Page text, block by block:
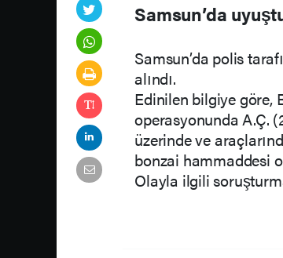
Samsun’da
Samsun’da polis
alındı.
Edinilen bilgiye göre,
operasyonunda A.Ç.
üzerinde ve
bonzai hammaddesi
Olayla ilgili